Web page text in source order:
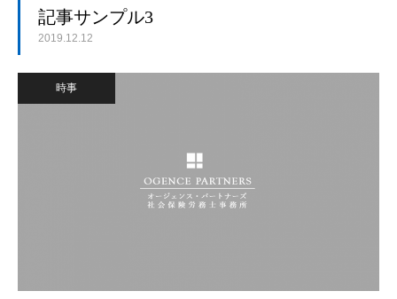
記事サンプル3
2019.12.12
時事